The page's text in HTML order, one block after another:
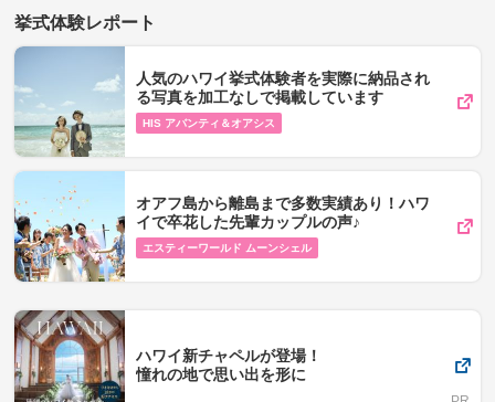
挙式体験レポート
人気のハワイ挙式体験者を実際に納品され
る写真を加工なしで掲載しています
HIS アバンティ＆オアシス
オアフ島から離島まで多数実績あり！ハワ
イで卒花した先輩カップルの声♪
エスティーワールド ムーンシェル
ハワイ新チャペルが登場！
憧れの地で思い出を形に